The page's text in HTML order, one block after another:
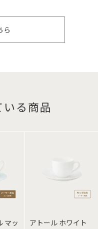
ら
る商品
マッ
アトール ホワイト